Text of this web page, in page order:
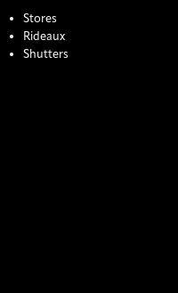
Stores
Rideaux
Shutters